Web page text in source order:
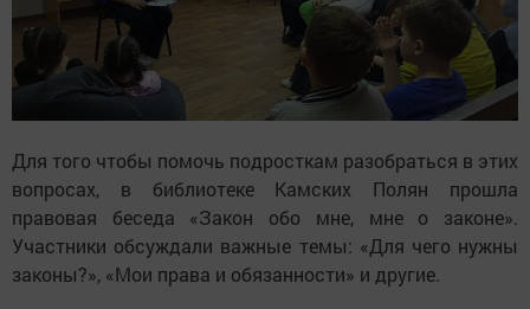
Для того чтобы помочь подросткам разобраться в этих
вопросах, в библиотеке Камских Полян прошла
правовая беседа «Закон обо мне, мне о законе».
Участники обсуждали важные темы: «Для чего нужны
законы?», «Мои права и обязанности» и другие.